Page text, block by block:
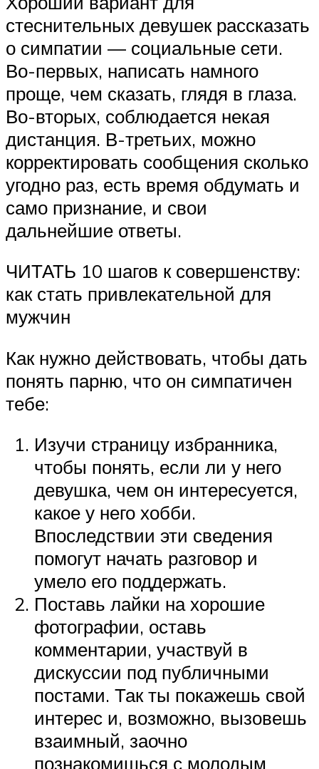
стеснительных девушек рассказать
о симпатии — социальные сети.
Во-первых, написать намного
проще, чем сказать, глядя в глаза.
Во-вторых, соблюдается некая
дистанция. В-третьих, можно
корректировать сообщения сколько
угодно раз, есть время обдумать и
само признание, и свои
дальнейшие ответы.
ЧИТАТЬ 10 шагов к совершенству:
как стать привлекательной для
мужчин
Как нужно действовать, чтобы дать
понять парню, что он симпатичен
тебе:
Изучи страницу избранника,
чтобы понять, если ли у него
девушка, чем он интересуется,
какое у него хобби.
Впоследствии эти сведения
помогут начать разговор и
умело его поддержать.
Поставь лайки на хорошие
фотографии, оставь
комментарии, участвуй в
дискуссии под публичными
постами. Так ты покажешь свой
интерес и, возможно, вызовешь
взаимный, заочно
познакомишься с молодым